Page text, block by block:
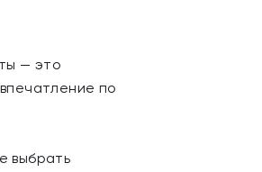
— это
по
выбрать